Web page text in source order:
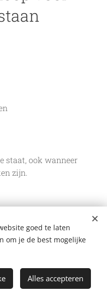
staat, ook wanneer
zijn.
Heist-op-den-Berg
124
- WhatsApp
goed te laten
om je de best mogelijke
Alles accepteren